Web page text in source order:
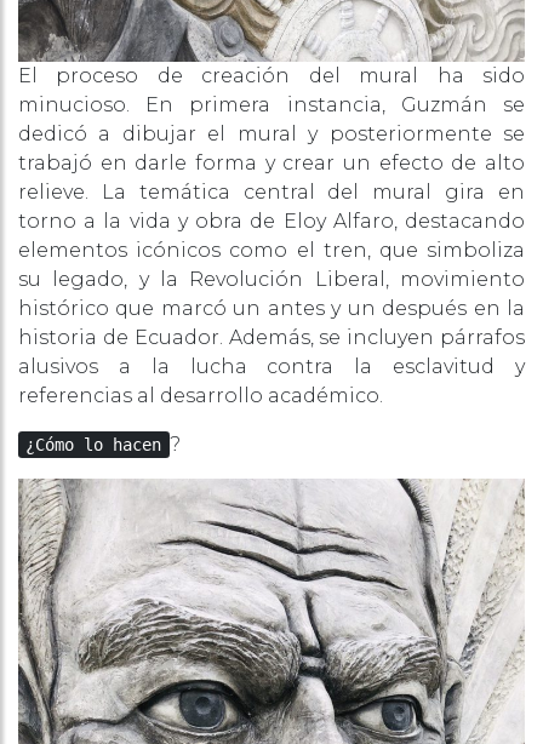
El proceso de creación del mural ha sido
minucioso. En primera instancia, Guzmán se
dedicó a dibujar el mural y posteriormente se
trabajó en darle forma y crear un efecto de alto
relieve. La temática central del mural gira en
torno a la vida y obra de Eloy Alfaro, destacando
elementos icónicos como el tren, que simboliza
su legado, y la Revolución Liberal, movimiento
histórico que marcó un antes y un después en la
historia de Ecuador. Además, se incluyen párrafos
alusivos a la lucha contra la esclavitud y
referencias al desarrollo académico.
¿Cómo lo hacen ?